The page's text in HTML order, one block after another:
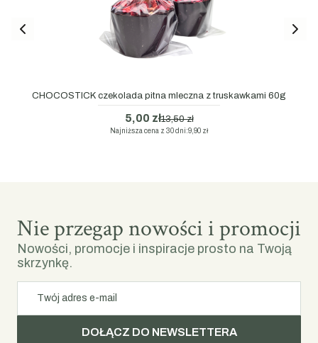
CHOCOSTICK czekolada pitna mleczna z truskawkami 60g
5,00 zł13,50 zł
Najniższa cena z 30 dni:9,90 zł
Nie przegap nowości i promocji
Nowości, promocje i inspiracje prosto na Twoją
skrzynkę.
Twój adres e-mail
DOŁĄCZ DO NEWSLETTERA